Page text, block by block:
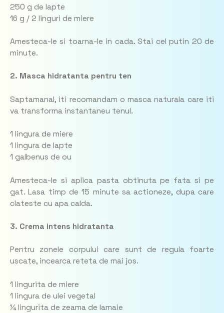
250 g de lapte
16 g / 2 linguri de miere
Amesteca-le si toarna-le in cada. Stai cel putin 20 de
minute.
2. Masca hidratanta pentru ten
Saptamanal, iti recomandam o masca naturala care iti
va transforma instantaneu tenul.
1 lingura de miere
1 lingura de lapte
1 galbenus de ou
Amesteca-le si aplica pasta obtinuta pe fata si pe
gat. Lasa timp de 15 minute sa actioneze, dupa care
clateste cu apa calda.
3. Crema intens hidratanta
Pentru zonele corpului care sunt de regula foarte
uscate, incearca reteta de mai jos.
1 lingurita de miere
1 lingura de ulei vegetal
¼ lingurita de zeama de lamaie